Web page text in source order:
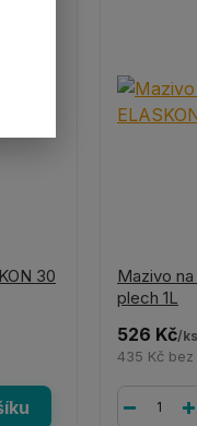
30
Mazivo
plech 1L
526 Kč/ks
435 Kč bez